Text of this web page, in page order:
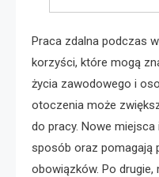
Praca zdalna podczas
korzyści, które mogą
życia zawodowego i
otoczenia może
do pracy. Nowe
sposób oraz pomagają
obowiązków. Po drugie,